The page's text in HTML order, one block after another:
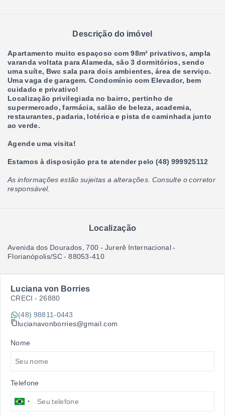
Descrição do imóvel
Apartamento muito espaçoso com 98m² privativos, ampla
varanda voltata para Alameda, são 3 dormitórios, sendo
uma suíte, Bwc sala para dois ambientes, área de serviço.
Uma vaga de garagem. Condomínio com Elevador, bem
cuidado e privativo!
Localização privilegiada no bairro, pertinho de
supermercado, farmácia, salão de beleza, academia,
restaurantes, padaria, lotérica e pista de caminhada junto
ao verde.
Agende uma visita!
Estamos à disposição pra te atender pelo (48) 999925112
As informações estão sujeitas a alterações. Consulte o corretor
responsável.
Localização
Avenida dos Dourados, 700 - Jurerê Internacional -
Florianópolis/SC - 88053-410
Luciana von Borries
CRECI - 26880
(48) 98811-0443
lucianavonborries@gmail.com
Nome
Telefone